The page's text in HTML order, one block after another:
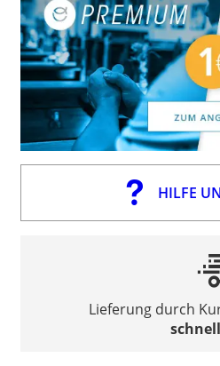
HILFE
Lieferung durch